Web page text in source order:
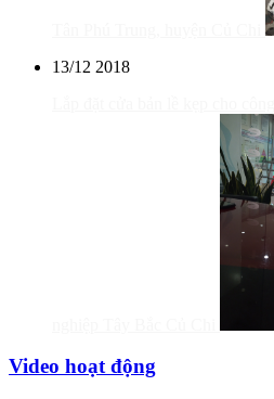
13/12 2018
Video hoạt động